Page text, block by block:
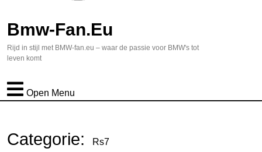
Bmw-Fan.eu
Rijd in stijl met BMW-fan.eu – waar de passie voor BMW's tot
leven komt
Open Menu
Categorie: Rs7